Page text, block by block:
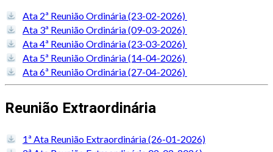
Ata 2ª Reunião Ordinária (23-02-2026)
Ata 3ª Reunião Ordinária (09-03-2026)
Ata 4ª Reunião Ordinária (23-03-2026)
Ata 5ª Reunião Ordinária (14-04-2026)
Ata 6ª Reunião Ordinária (27-04-2026)
Reunião Extraordinária
1ª Ata Reunião Extraordinária (26-01-2026)